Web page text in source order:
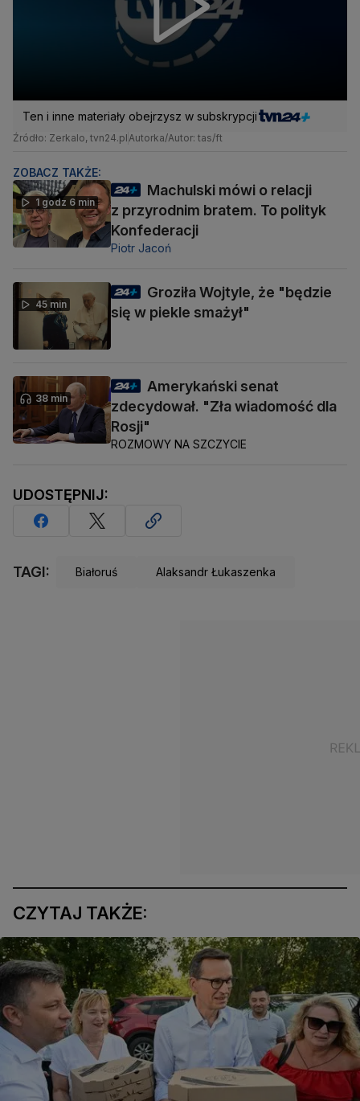
Ten i inne materiały obejrzysz w subskrypcji
Źródło: Zerkalo, tvn24.pl Autorka/Autor: tas/ft
ZOBACZ TAKŻE:
1 godz 6 min
Machulski mówi o relacji
z przyrodnim bratem. To polityk
Konfederacji
Piotr Jacoń
45 min
Groziła Wojtyle, że "będzie
się w piekle smażył"
38 min
Amerykański senat
zdecydował. "Zła wiadomość dla
Rosji"
ROZMOWY NA SZCZYCIE
UDOSTĘPNIJ:
TAGI: Białoruś Alaksandr Łukaszenka
CZYTAJ TAKŻE: